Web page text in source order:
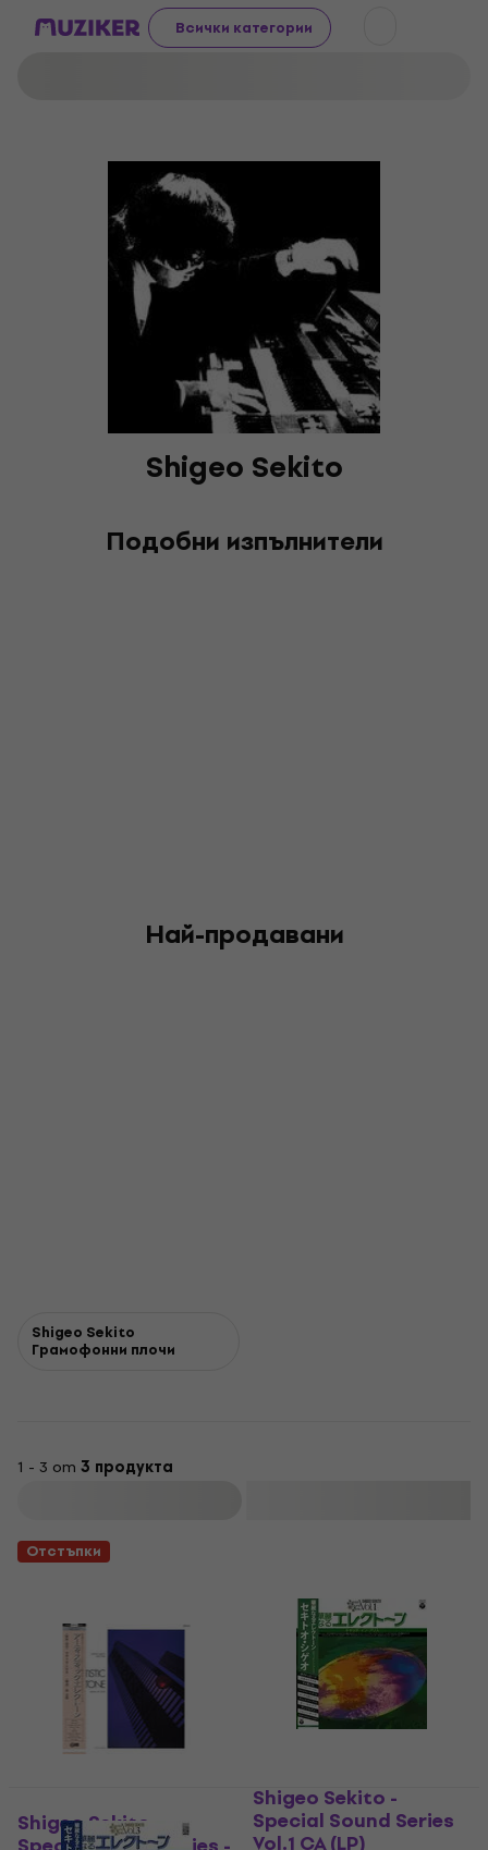
Всички категории
Shigeo Sekito
Подобни изпълнители
Най-продавани
Shigeo Sekito
Грамофонни плочи
1 - 3 от 3 продукта
Отстъпки
Shigeo Sekito -
Shigeo Sekito -
Special Sound Series